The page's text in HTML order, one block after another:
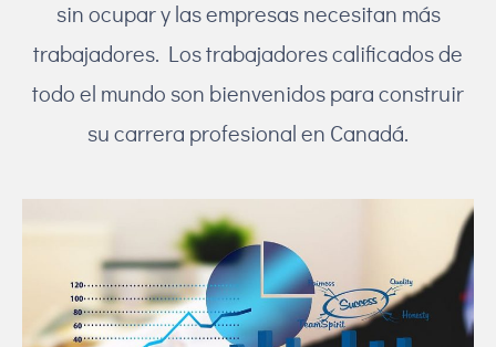
sin ocupar y las empresas necesitan más
trabajadores. Los trabajadores calificados de
todo el mundo son bienvenidos para construir
su carrera profesional en Canadá.